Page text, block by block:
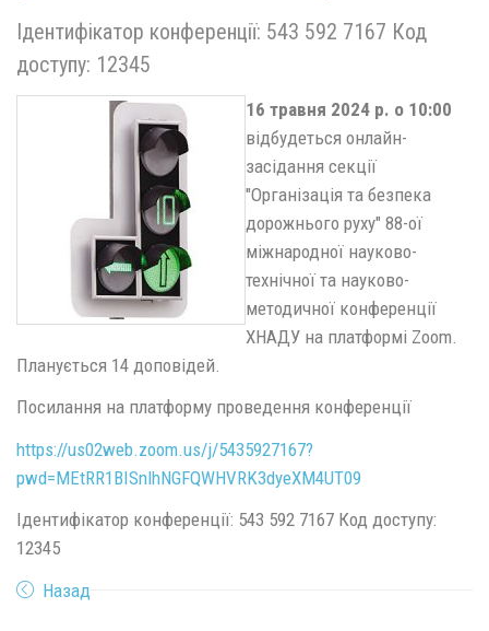
Ідентифікатор конференції: 543 592 7167 Код
доступу: 12345
16 травня 2024 р. о 10:00
відбудеться онлайн-
засідання секції
"Організація та безпека
дорожнього руху" 88-ої
міжнародної науково-
технічної та науково-
методичної конференції
ХНАДУ на платформі Zoom.
Планується 14 доповідей.
Посилання на платформу проведення конференції
https://us02web.zoom.us/j/5435927167?
pwd=MEtRR1BISnlhNGFQWHVRK3dyeXM4UT09
Ідентифікатор конференції: 543 592 7167 Код доступу:
12345
Назад